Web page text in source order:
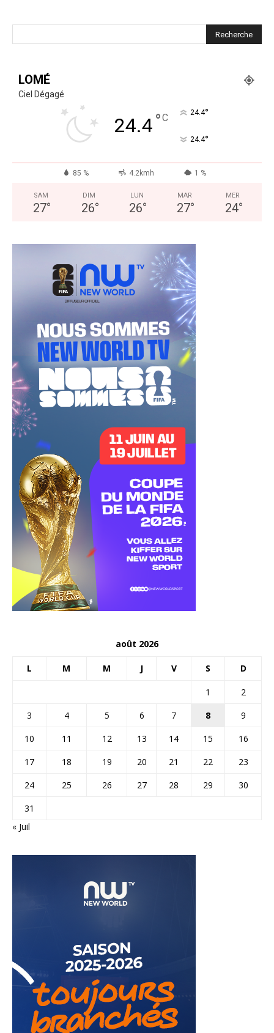
LOMÉ
Ciel Dégagé
24.4°C 24.4°
24.4°
85 % 4.2kmh 1 %
SAM
27°
DIM
26°
LUN
26°
MAR
27°
MER
24°
août 2026
L M M J V S D
1
2
3
4 5 6 7 8
9
10
11 12 13 14 15
16
17
18 19 20 21 22
23
24
25 26 27 28 29
30
31
« Juil